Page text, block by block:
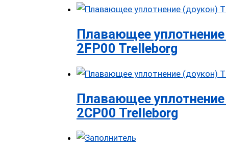
Плавающее
2FP00 Trelleborg
Плавающее
2CP00 Trelleborg